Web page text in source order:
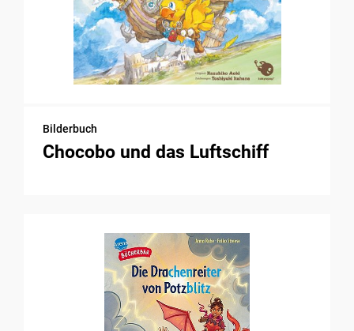
Bilderbuch
Chocobo und das Luftschiff